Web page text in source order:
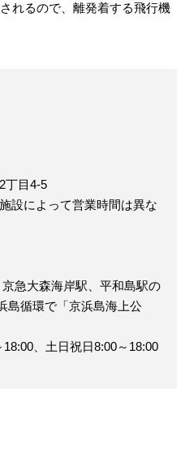
れるので、離発着する飛行機
丁目4-5
設によって営業時間は異な
急大森海岸駅、平和島駅の
島循環で「京浜島海上公
、土日祝日8:00～18:00